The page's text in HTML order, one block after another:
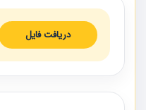
دریافت فایل